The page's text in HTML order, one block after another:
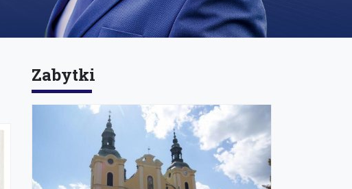
Zabytki